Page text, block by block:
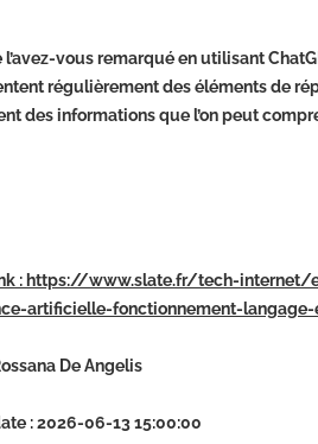
l’avez-vous remarqué en utilisant
régulièrement des éléments de
des informations que l’on peut
: https://www.slate.fr/tech-internet/
artificielle-fonctionnement-
De Angelis
: 2026-06-13 15:00:00